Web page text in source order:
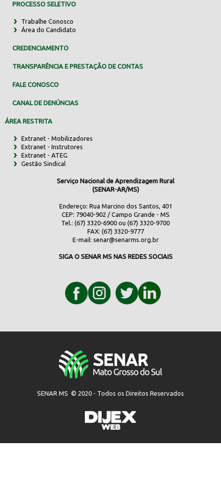
PROCESSO SELETIVO
Trabalhe Conosco
Área do Candidato
CREDENCIAMENTO
TRANSPARÊNCIA E PRESTAÇÃO DE CONTAS
FALE CONOSCO
CANAL DE DENÚNCIAS
ÁREA RESTRITA
Extranet - Mobilizadores
Extranet - Instrutores
Extranet - ATEG
Gestão Sindical
Serviço Nacional de Aprendizagem Rural
(SENAR-AR/MS)
Endereço: Rua Marcino dos Santos, 401
CEP: 79040-902 / Campo Grande - MS
Tel.: (67) 3320-6900 ou (67) 3320-9700
FAX: (67) 3320-9777
E-mail: senar@senarms.org.br
SIGA O SENAR MS NAS REDES SOCIAIS
SENAR MS © 2020 - Todos os Direitos Reservados